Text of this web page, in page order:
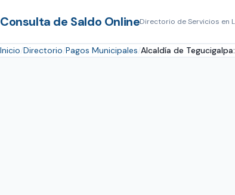
Consulta de Saldo OnlineDirectorio de Servicios en
Inicio Directorio Pagos Municipales Alcaldía de